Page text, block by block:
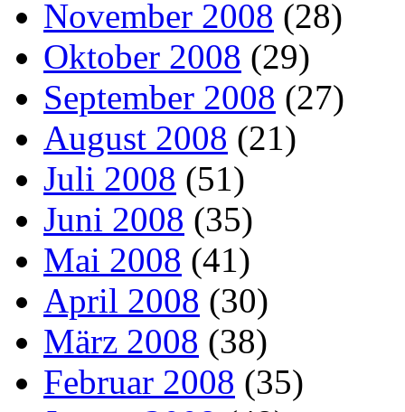
November 2008 (28)
Oktober 2008 (29)
September 2008 (27)
August 2008 (21)
Juli 2008 (51)
Juni 2008 (35)
Mai 2008 (41)
April 2008 (30)
März 2008 (38)
Februar 2008 (35)